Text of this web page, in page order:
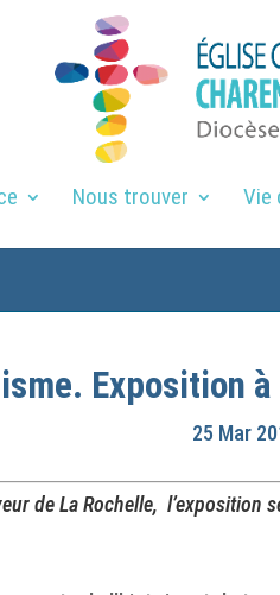
Nous trouver Vie
Exposition
25 Mar
de La Rochelle,